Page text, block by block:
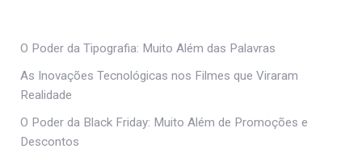
O Poder da Tipografia: Muito Além das Palavras
As Inovações Tecnológicas nos Filmes que Viraram
Realidade
O Poder da Black Friday: Muito Além de Promoções e
Descontos